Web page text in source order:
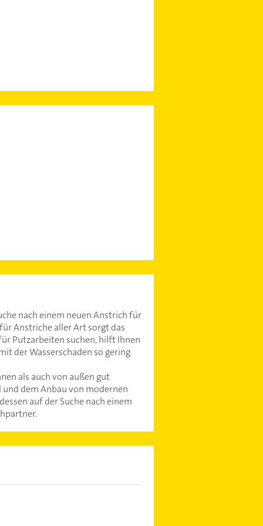
nach einem neuen Anstrich für
Anstriche aller Art sorgt das
Putzarbeiten suchen, hilft Ihnen
der Wasserschaden so gering
als auch von außen gut
dem Anbau von modernen
auf der Suche nach einem